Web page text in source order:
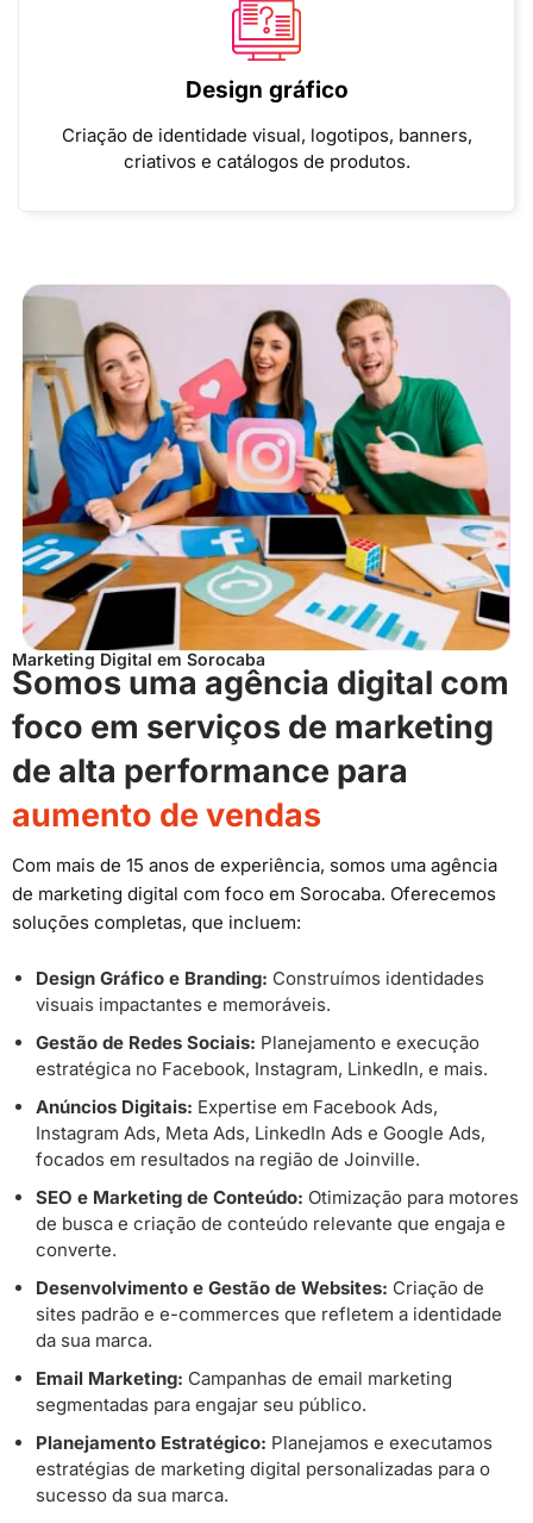
Design gráfico
Criação de identidade visual, logotipos, banners,
criativos e catálogos de produtos.
Marketing Digital em Sorocaba
Somos uma agência digital com
foco em serviços de marketing
de alta performance para
aumento de vendas
Com mais de 15 anos de experiência, somos uma agência
de marketing digital com foco em Sorocaba. Oferecemos
soluções completas, que incluem:
Design Gráfico e Branding: Construímos identidades
visuais impactantes e memoráveis.
Gestão de Redes Sociais: Planejamento e execução
estratégica no Facebook, Instagram, LinkedIn, e mais.
Anúncios Digitais: Expertise em Facebook Ads,
Instagram Ads, Meta Ads, LinkedIn Ads e Google Ads,
focados em resultados na região de Joinville.
SEO e Marketing de Conteúdo: Otimização para motores
de busca e criação de conteúdo relevante que engaja e
converte.
Desenvolvimento e Gestão de Websites: Criação de
sites padrão e e-commerces que refletem a identidade
da sua marca.
Email Marketing: Campanhas de email marketing
segmentadas para engajar seu público.
Planejamento Estratégico: Planejamos e executamos
estratégias de marketing digital personalizadas para o
sucesso da sua marca.